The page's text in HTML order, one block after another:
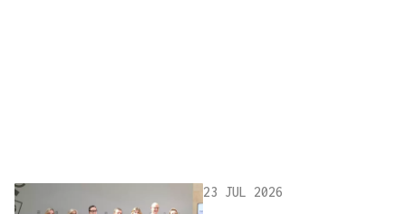
23 JUL 2026